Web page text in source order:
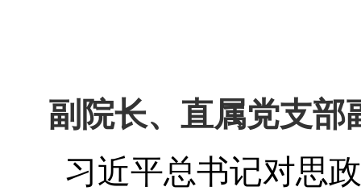
副院长、直属党支部
习近平总书记对思